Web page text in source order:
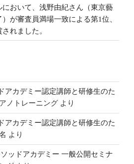
において、浅野由紀さん（東京藝
が審査員満場一致による第1位、
れました。
アカデミー認定講師と研修生のた
ノトレーニング より
アカデミー認定講師と研修生のた
より
ッドアカデミー 一般公開セミナ